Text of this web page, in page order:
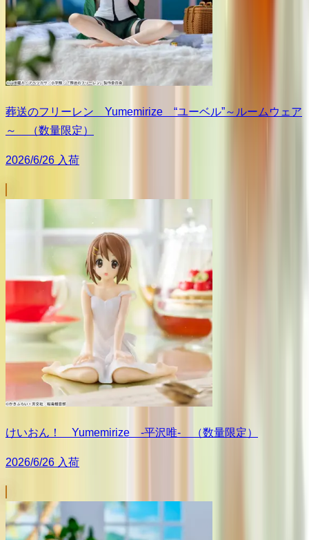
葬送のフリーレン Yumemirize “ユーベル”～ルームウェア
～ （数量限定）
2026/6/26 入荷
けいおん！ Yumemirize ‐平沢唯‐ （数量限定）
2026/6/26 入荷